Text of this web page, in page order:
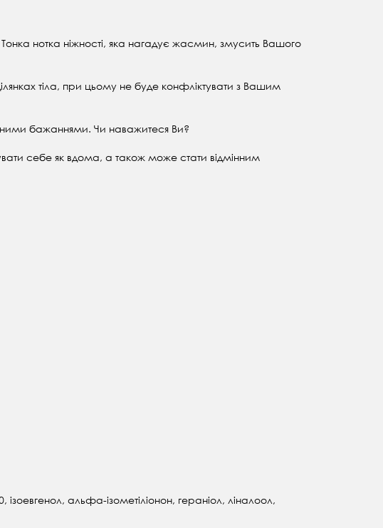
нотка ніжності, яка нагадує жасмин, змусить Вашого
тіла, при цьому не буде конфліктувати з Вашим
бажаннями. Чи наважитеся Ви?
себе як вдома, а також може стати відмінним
альфа-ізометіліонон, гераніол, ліналоол,